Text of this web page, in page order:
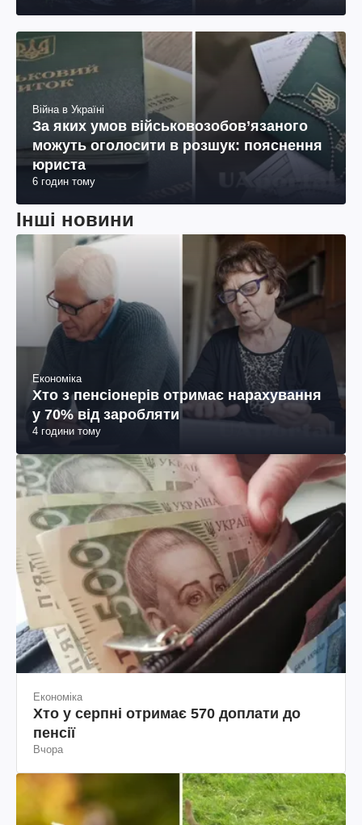
Війна в Україні
За яких умов військовозобов’язаного
можуть оголосити в розшук: пояснення
юриста
6 годин тому
Інші новини
Економіка
Хто з пенсіонерів отримає нарахування
у 70% від заробляти
4 години тому
Економіка
Хто у серпні отримає 570 доплати до
пенсії
Вчора